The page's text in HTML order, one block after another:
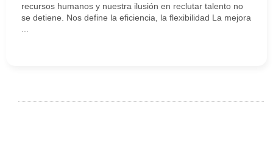
recursos humanos y nuestra ilusión en reclutar talento no
se detiene. Nos define la eficiencia, la flexibilidad La mejora